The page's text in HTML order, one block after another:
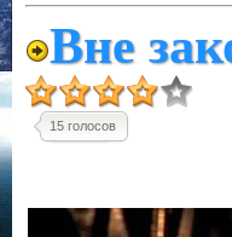
Вне
15 голосов